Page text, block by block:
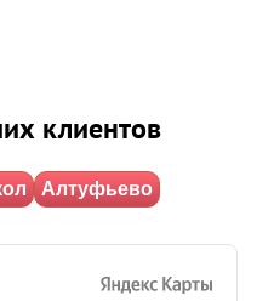
клиентов
Алтуфьево